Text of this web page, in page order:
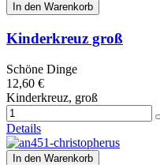
In den Warenkorb
Kinderkreuz groß
Schöne Dinge
12,60 €
Kinderkreuz, groß
Details
In den Warenkorb